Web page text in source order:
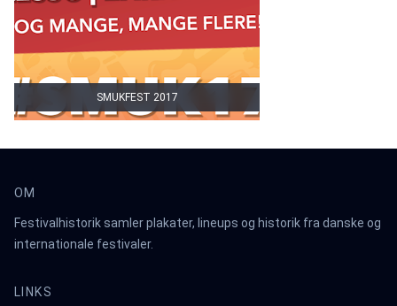
SMUKFEST 2017
OM
Festivalhistorik samler plakater, lineups og historik fra danske og
internationale festivaler.
LINKS